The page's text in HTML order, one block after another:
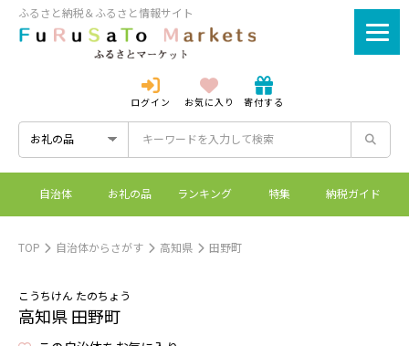
ふるさと納税＆ふるさと情報サイト
ログイン お気に入り 寄付する
自治体 お礼の品 ランキング 特集 納税ガイド
TOP
自治体からさがす 高知県 田野町
こうちけん たのちょう
高知県 田野町